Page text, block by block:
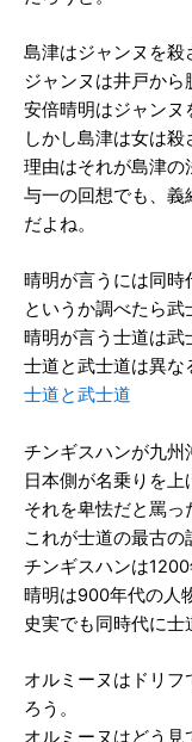
島津はジャンヌを殺
ジャンヌは井戸から
安倍晴明はジャンヌ
しかし島津は女は殺
理由はそれが島津の
与一の回想でも、義
だよね。
晴明が言うには同時
というか調べたら武
晴明が言う士道は武
士道と武士道は異な
士道と武士道
チンギスハンが九州
日本側が名乗りを上
それを卑怯だと罵っ
これが士道の最古の
チンギスハンは1200
晴明は900年代の人
史実でも同時代に士
オルミーヌはドリ
ろう。
オルミーヌはどう見